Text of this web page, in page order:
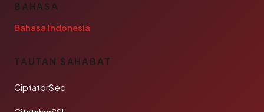
BAHASA
Bahasa Indonesia
TAUTAN SAHABAT
CiptatorSec